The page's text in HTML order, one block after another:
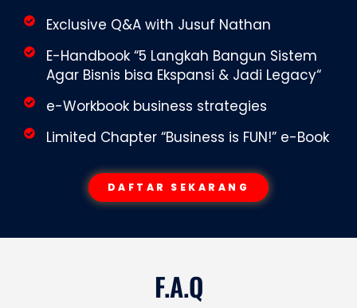
Exclusive Q&A with Jusuf Nathan
E-Handbook “5 Langkah Bangun Sistem
Agar Bisnis bisa Ekspansi & Jadi Legacy“
e-Workbook business strategies
Limited Chapter “Business is FUN!” e-Book
DAFTAR SEKARANG
F.A.Q